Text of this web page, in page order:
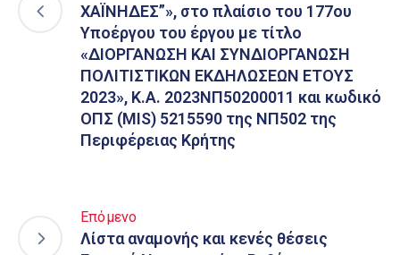
ΧΑΪΝΗΔΕΣ”», στο πλαίσιο του 177ου
Υποέργου του έργου με τίτλο
«ΔΙΟΡΓΑΝΩΣΗ ΚΑΙ ΣΥΝΔΙΟΡΓΑΝΩΣΗ
ΠΟΛΙΤΙΣΤΙΚΩΝ ΕΚΔΗΛΩΣΕΩΝ ΕΤΟΥΣ
2023», Κ.Α. 2023ΝΠ50200011 και κωδικό
ΟΠΣ (MIS) 5215590 της ΝΠ502 της
Περιφέρειας Κρήτης
Επόμενο
Λίστα αναμονής και κενές θέσεις